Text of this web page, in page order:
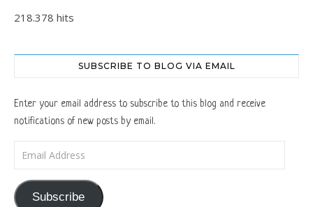
218.378 hits
SUBSCRIBE TO BLOG VIA EMAIL
Enter your email address to subscribe to this blog and receive
notifications of new posts by email.
Subscribe